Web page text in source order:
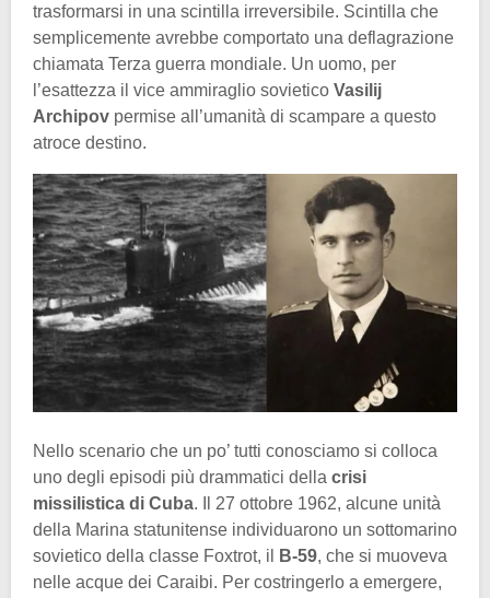
trasformarsi in una scintilla irreversibile. Scintilla che
semplicemente avrebbe comportato una deflagrazione
chiamata Terza guerra mondiale. Un uomo, per
l’esattezza il vice ammiraglio sovietico Vasilij
Archipov permise all’umanità di scampare a questo
atroce destino.
Nello scenario che un po’ tutti conosciamo si colloca
uno degli episodi più drammatici della crisi
missilistica di Cuba. Il 27 ottobre 1962, alcune unità
della Marina statunitense individuarono un sottomarino
sovietico della classe Foxtrot, il
B-59, che si muoveva
nelle acque dei Caraibi. Per costringerlo a emergere,